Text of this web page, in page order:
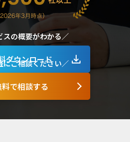
スの​概要が​わかる
ダウンロード
に​ご相談ください​
で相談する